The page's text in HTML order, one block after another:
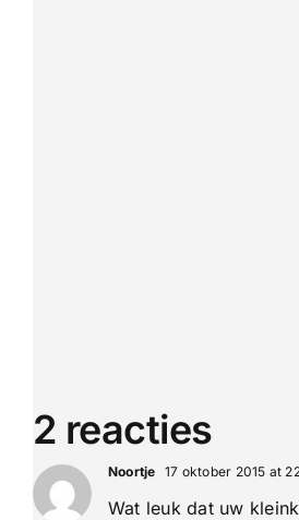
2 reacties
Noortje 17 oktober 2015 at
Wat leuk dat uw